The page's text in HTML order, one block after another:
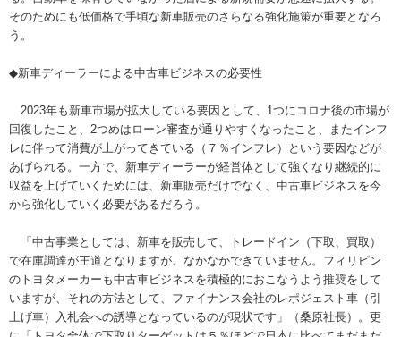
そのためにも低価格で手頃な新車販売のさらなる強化施策が重要となろ
う。
◆新車ディーラーによる中古車ビジネスの必要性
2023年も新車市場が拡大している要因として、1つにコロナ後の市場が
回復したこと、2つめはローン審査が通りやすくなったこと、またインフ
レに伴って消費が上がってきている（７％インフレ）という要因などが
あげられる。一方で、新車ディーラーが経営体として強くなり継続的に
収益を上げていくためには、新車販売だけでなく、中古車ビジネスを今
から強化していく必要があるだろう。
「中古事業としては、新車を販売して、トレードイン（下取、買取）
で在庫調達が王道となりますが、なかなかできていません。フィリピン
のトヨタメーカーも中古車ビジネスを積極的におこなうよう推奨をして
いますが、それの方法として、ファイナンス会社のレポジェスト車（引
上げ車）入札会への誘導となっているのが現状です」（桑原社長）。更